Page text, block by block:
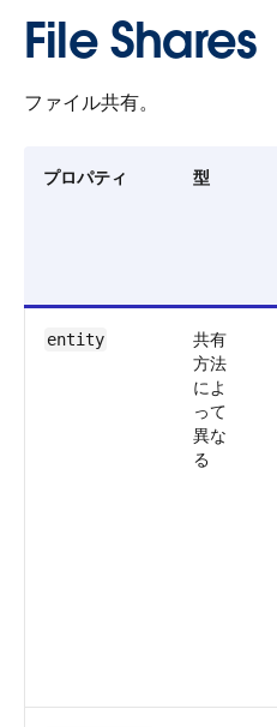
File Shares
ファイル共有。
プロパティ 型
entity
共有
方法
によ
って
異な
る